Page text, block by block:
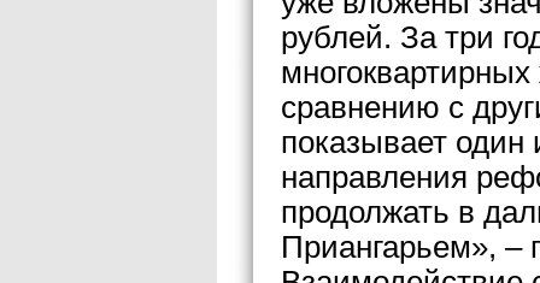
рублей. За три
сравнению с
показывает один
направления
продолжать в
Приангарьем», –